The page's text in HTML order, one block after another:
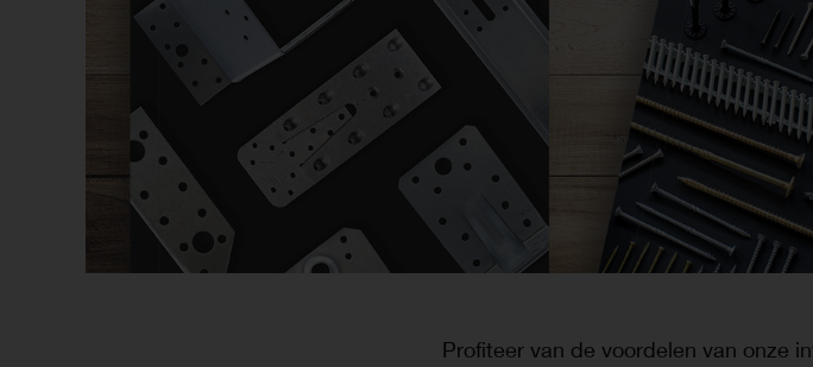
Profiteer van de voordelen van onze